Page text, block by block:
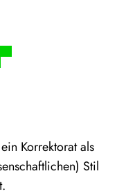
Kor­rek­to­rat als
Stil